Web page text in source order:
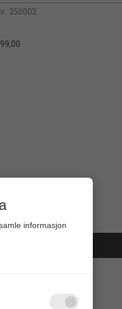
350002
informasjon